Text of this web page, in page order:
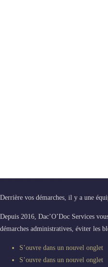
Derrière vos démarches, il y a une
Depuis 2016, Dac’O’Doc Services
démarches administratives, éviter les
S’ouvre dans un nouvel onglet
S’ouvre dans un nouvel onglet